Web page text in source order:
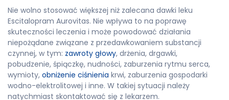
Nie wolno stosować większej niż zalecana dawki leku
Escitalopram Aurovitas. Nie wpływa to na poprawę
skuteczności leczenia i może powodować działania
niepożądane związane z przedawkowaniem substancji
czynnej, w tym: zawroty głowy, drżenia, drgawki,
pobudzenie, śpiączkę, nudności, zaburzenia rytmu serca,
wymioty, obniżenie ciśnienia krwi, zaburzenia gospodarki
wodno-elektrolitowej i inne. W takiej sytuacji należy
natychmiast skontaktować się z lekarzem.